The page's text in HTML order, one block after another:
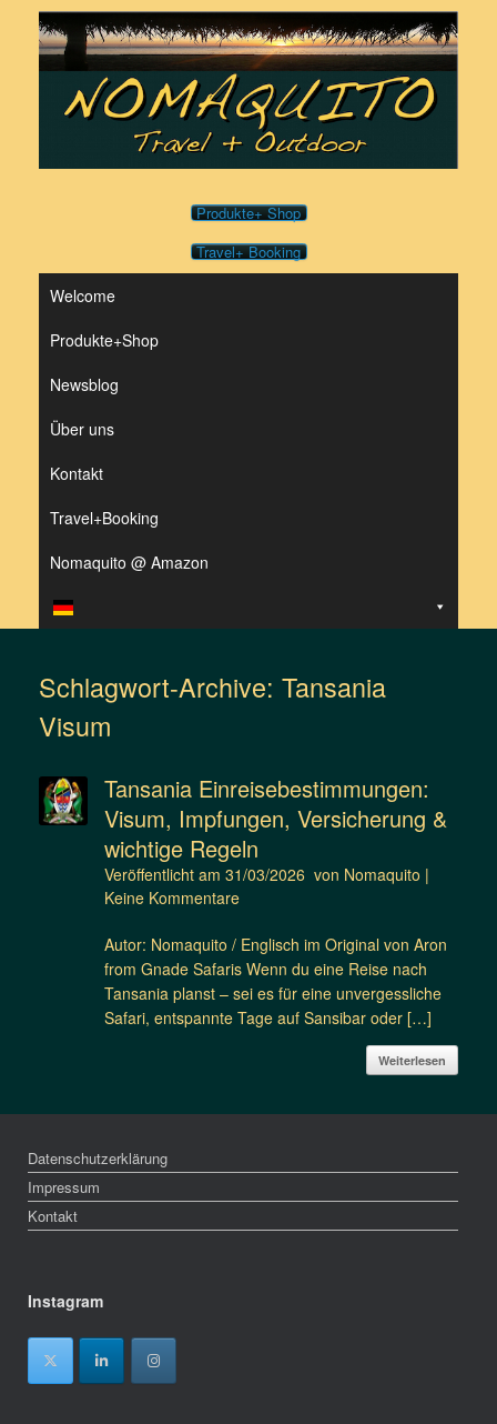
springen
Produkte+ Shop
Travel+ Booking
Welcome
Produkte+Shop
Newsblog
Über uns
Kontakt
Travel+Booking
Nomaquito @ Amazon
Schlagwort-Archive: Tansania
Visum
Tansania Einreisebestimmungen:
Visum, Impfungen, Versicherung &
wichtige Regeln
Veröffentlicht am 31/03/2026 von Nomaquito |
Keine Kommentare
Autor: Nomaquito / Englisch im Original von Aron
from Gnade Safaris Wenn du eine Reise nach
Tansania planst – sei es für eine unvergessliche
Safari, entspannte Tage auf Sansibar oder […]
Weiterlesen
Datenschutzerklärung
Impressum
Kontakt
Instagram